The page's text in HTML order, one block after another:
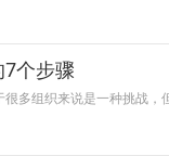
个步骤
多组织来说是一种挑战，